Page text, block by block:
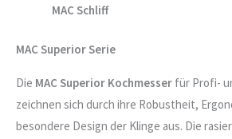
MAC Schliff
MAC Superior Serie
Die MAC Superior Kochmesser für Profi-
zeichnen sich durch ihre Robustheit,
besondere Design der Klinge aus. Die